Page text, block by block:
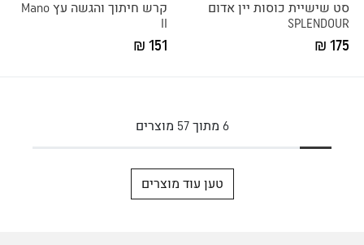
סט שישיית כוסות יין אדום
SPLENDOUR
175 ₪
קרש חיתוך והגשה עץ Mano
II
151 ₪
6 מתוך57 מוצרים
טען עוד מוצרים